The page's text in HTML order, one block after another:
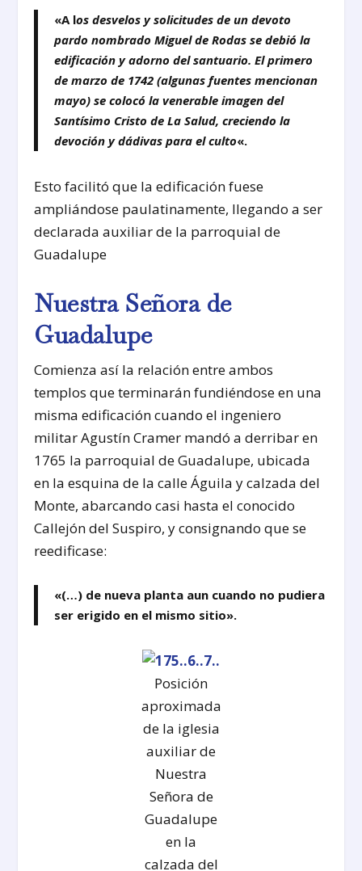
«A los desvelos y solicitudes de un devoto
pardo nombrado Miguel de Rodas se debió la
edificación y adorno del santuario. El primero
de marzo de 1742 (algunas fuentes mencionan
mayo) se colocó la venerable imagen del
Santísimo Cristo de La Salud, creciendo la
devoción y dádivas para el culto«.
Esto facilitó que la edificación fuese
ampliándose paulatinamente, llegando a ser
declarada auxiliar de la parroquial de
Guadalupe
Nuestra Señora de
Guadalupe
Comienza así la relación entre ambos
templos que terminarán fundiéndose en una
misma edificación cuando el ingeniero
militar Agustín Cramer mandó a derribar en
1765 la parroquial de Guadalupe, ubicada
en la esquina de la calle Águila y calzada del
Monte, abarcando casi hasta el conocido
Callejón del Suspiro, y consignando que se
reedificase:
«(…) de nueva planta aun cuando no pudiera
ser erigido en el mismo sitio».
Posición
aproximada
de la iglesia
auxiliar de
Nuestra
Señora de
Guadalupe
en la
calzada del